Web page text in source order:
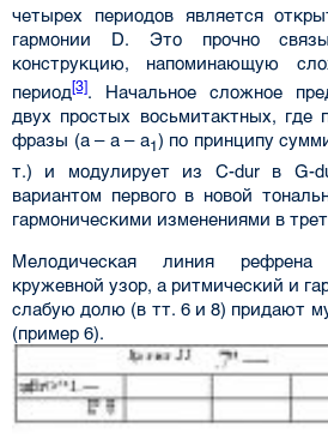
четырех периодов является
гармонии D. Это прочно
конструкцию, напоминающую
период[3]. Начальное сложное
двух простых восьмитактных, где
фразы (а – а – а1) по принципу
т.) и модулирует из C-dur в G-
вариантом первого в новой
гармоническими изменениями в
Мелодическая линия рефрена
кружевной узор, а ритмический и
слабую долю (в тт. 6 и 8) придают
(пример 6).